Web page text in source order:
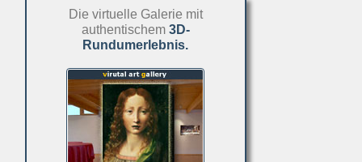
Die virtuelle Galerie mit
authentischem 3D-
Rundumerlebnis.